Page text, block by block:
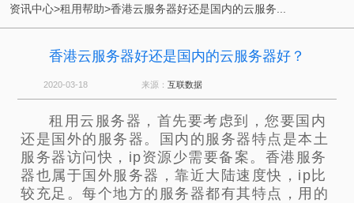
资讯中心>租用帮助>香港云服务器好还是国内的云服务...
香港云服务器好还是国内的云服务器好？
2020-03-18 来源： 互联数据
租用云服务器，首先要考虑到，您要国内
还是国外的服务器。国内的服务器特点是本土
服务器访问快，ip资源少需要备案。香港服务
器也属于国外服务器，靠近大陆速度快，ip比
较充足。每个地方的服务器都有其特点，用的